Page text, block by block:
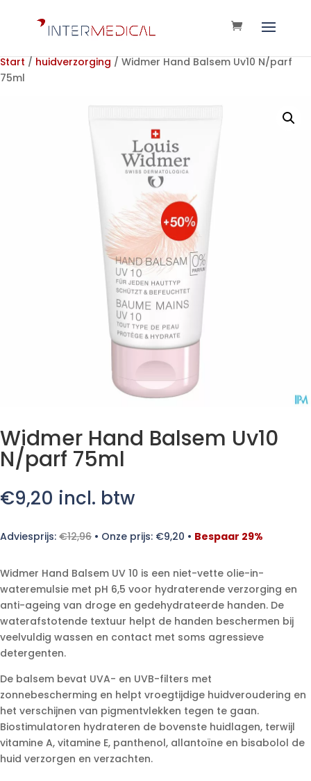
Start / huidverzorging / Widmer Hand Balsem Uv10 N/parf
75ml
Widmer Hand Balsem Uv10
N/parf 75ml
€9,20 incl. btw
Adviesprijs: €12,96 • Onze prijs: €9,20 • Bespaar 29%
Widmer Hand Balsem UV 10 is een niet-vette olie-in-
wateremulsie met pH 6,5 voor hydraterende verzorging en
anti-ageing van droge en gedehydrateerde handen. De
waterafstotende textuur helpt de handen beschermen bij
veelvuldig wassen en contact met soms agressieve
detergenten.
De balsem bevat UVA- en UVB-filters met
zonnebescherming en helpt vroegtijdige huidveroudering en
het verschijnen van pigmentvlekken tegen te gaan.
Biostimulatoren hydrateren de bovenste huidlagen, terwijl
vitamine A, vitamine E, panthenol, allantoïne en bisabolol de
huid verzorgen en verzachten.